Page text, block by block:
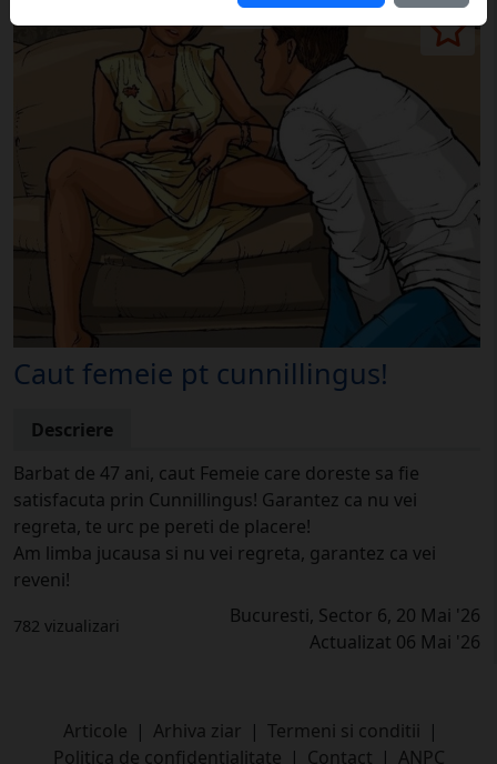
1 / 1
Caut femeie pt cunnillingus!
Descriere
Barbat de 47 ani, caut Femeie care doreste sa fie
satisfacuta prin Cunnillingus! Garantez ca nu vei
regreta, te urc pe pereti de placere!
Am limba jucausa si nu vei regreta, garantez ca vei
reveni!
782 vizualizari
Bucuresti, Sector 6, 20 Mai '26
Actualizat 06 Mai '26
Articole | Arhiva ziar | Termeni si conditii
|
Politica de confidentialitate | Contact | ANPC